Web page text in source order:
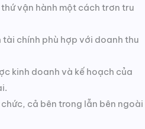
vận hành một cách trơn tru
tài chính phù hợp với doanh thu
kinh doanh và kế hoạch của
cả bên trong lẫn bên ngoài